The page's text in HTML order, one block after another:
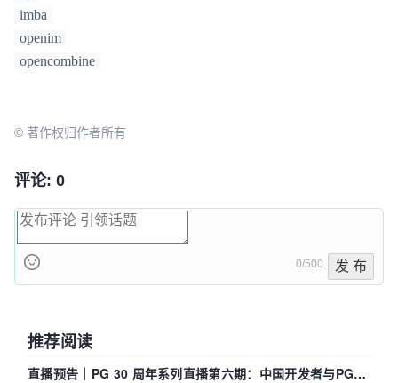
imba
openim
opencombine
© 著作权归作者所有
评论: 0
0/500 发 布
推荐阅读
直播预告｜PG 30 周年系列直播第六期：中国开发者与PG内